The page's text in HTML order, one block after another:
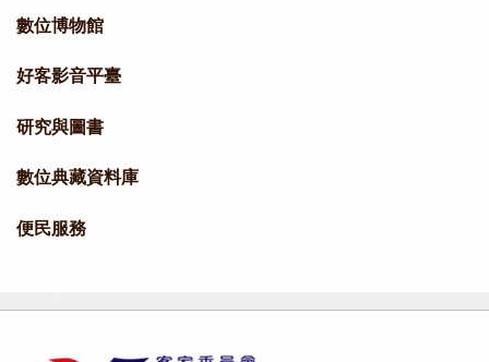
數位博物館
好客影音平臺
研究與圖書
數位典藏資料庫
便民服務